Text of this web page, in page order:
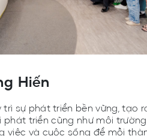
Hiến
sự phát triển bền vững, tạo
phát triển cũng như môi
việc và cuộc sống để mỗi